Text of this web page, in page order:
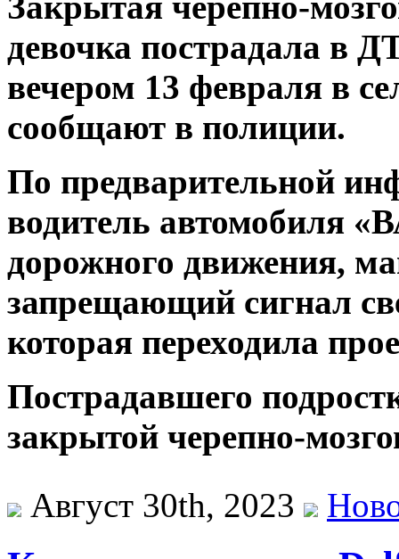
девочка пострадала в
вечером 13 февраля в
сообщают в полиции.
По предварительной
водитель автомобиля
дорожного движения,
запрещающий сигнал
которая переходила
Пострадавшего
закрытой черепно-
Август 30th, 2023